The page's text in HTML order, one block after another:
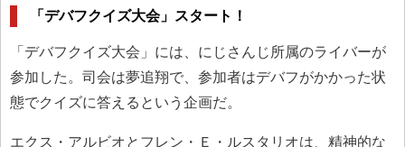
「デバフクイズ大会」スタート！
「デバフクイズ大会」には、にじさんじ所属のライバーが
参加した。司会は夢追翔で、参加者はデバフがかかった状
態でクイズに答えるという企画だ。
エクス・アルビオとフレン・Ｅ・ルスタリオは、精神的な